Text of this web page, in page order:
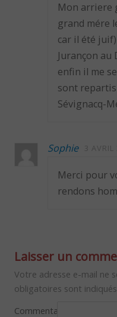
Mon arriere
grand mére
car il été
Jurançon au
enfin il me
sont
Sévignacq-
Sophie 3
Merci pour
rendons
Laisser un
Votre adresse e-mail ne
obligatoires sont
Commentaire